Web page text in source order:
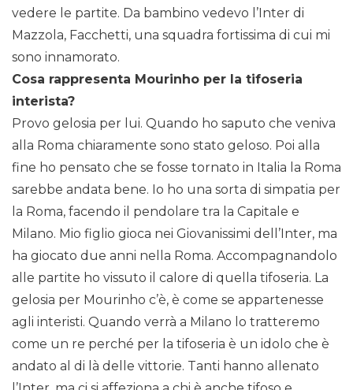
vedere le partite. Da bambino vedevo l’Inter di
Mazzola, Facchetti, una squadra fortissima di cui mi
sono innamorato.
Cosa rappresenta Mourinho per la tifoseria
interista?
Provo gelosia per lui. Quando ho saputo che veniva
alla Roma chiaramente sono stato geloso. Poi alla
fine ho pensato che se fosse tornato in Italia la Roma
sarebbe andata bene. Io ho una sorta di simpatia per
la Roma, facendo il pendolare tra la Capitale e
Milano. Mio figlio gioca nei Giovanissimi dell’Inter, ma
ha giocato due anni nella Roma. Accompagnandolo
alle partite ho vissuto il calore di quella tifoseria. La
gelosia per Mourinho c’è, è come se appartenesse
agli interisti. Quando verrà a Milano lo tratteremo
come un re perché per la tifoseria è un idolo che è
andato al di là delle vittorie. Tanti hanno allenato